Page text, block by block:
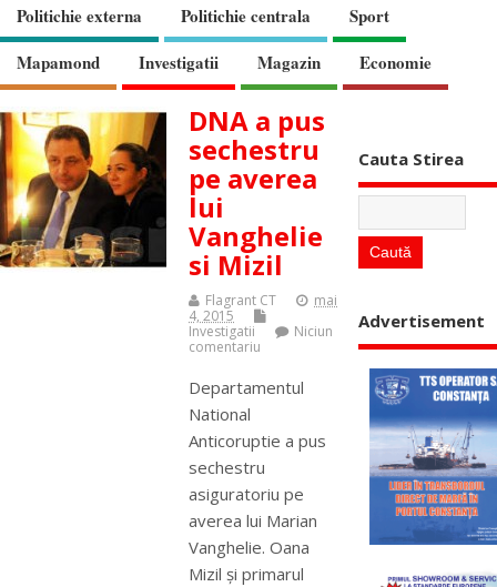
Politichie externa
Politichie centrala
Sport
Mapamond
Investigatii Magazin Economie
DNA a pus
sechestru
pe averea
lui
Vanghelie
si Mizil
Flagrant CT
mai
4, 2015
Investigatii
Niciun
comentariu
Departamentul
National
Anticoruptie a pus
sechestru
asiguratoriu pe
averea lui Marian
Vanghelie. Oana
Mizil şi primarul
Cauta Stirea
Advertisement